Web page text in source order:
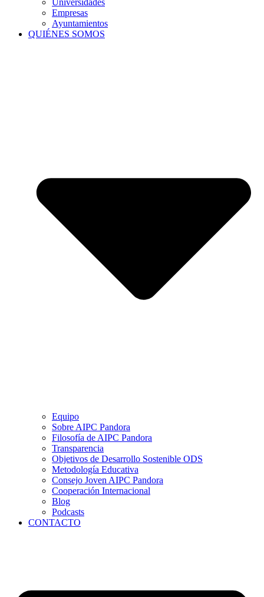
Universidades
Empresas
Ayuntamientos
QUIÉNES SOMOS
Equipo
Sobre AIPC Pandora
Filosofía de AIPC Pandora
Transparencia
Objetivos de Desarrollo Sostenible ODS
Metodología Educativa
Consejo Joven AIPC Pandora
Cooperación Internacional
Blog
Podcasts
CONTACTO